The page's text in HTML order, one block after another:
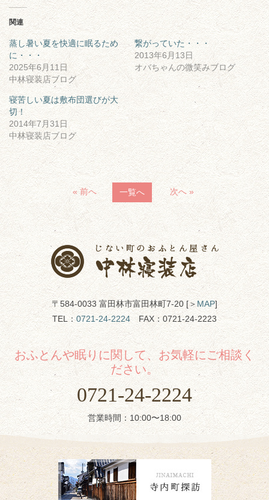
関連
蒸し暑い夏を快適に眠るため
に・・・
2025年6月11日
中林寝装店ブログ
繋がっていた・・・
2013年6月13日
オバちゃんの微笑みブログ
寝苦しい夏は敷布団選びが大
切！
2014年7月31日
中林寝装店ブログ
« 前へ 一覧へ 次へ »
〒584-0033 富田林市富田林町7-20 [＞MAP]
TEL：0721-24-2224FAX：0721-24-2223
おふとんや眠りに関して、お気軽にご相談く
ださい。
0721-24-2224
営業時間：10:00〜18:00